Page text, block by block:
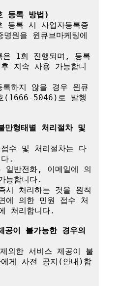
등록 방법)
등록 시 사업자등록증
명원을 윈큐브마케팅에
은 1회 진행되며, 등록
지속 사용 가능합니
하지 않을 경우 윈큐
(1666-5046)로 발행
형태별 처리절차 및
수 및 처리절차는 다
.
반전화, 이메일에 의
능합니다.
처리하는 것을 원칙
에 의한 민원 접수 처
처리합니다.
이 불가능한 경우의
외한 서비스 제공이 불
게 사전 공지(안내)합